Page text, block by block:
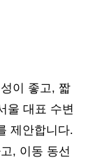
이 좋고, 짧
울 대표 수변
제안합니다.
, 이동 동선